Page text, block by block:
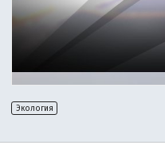
Экология